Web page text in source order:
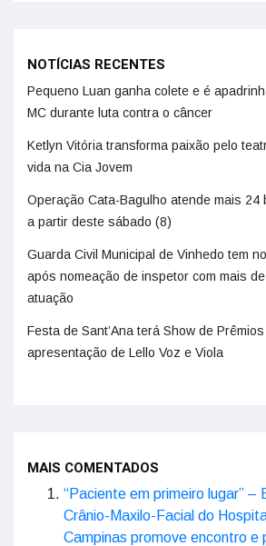
NOTÍCIAS RECENTES
Pequeno Luan ganha colete e é
MC durante luta contra o câncer
Ketlyn Vitória transforma paixão pelo
vida na Cia Jovem
Operação Cata-Bagulho atende mais 24
a partir deste sábado (8)
Guarda Civil Municipal de Vinhedo tem
após nomeação de inspetor com mais
atuação
Festa de Sant’Ana terá Show de
apresentação de Lello Voz e Viola
MAIS COMENTADOS
“Paciente em primeiro lugar” –
Crânio-Maxilo-Facial do
Campinas promove encontro e